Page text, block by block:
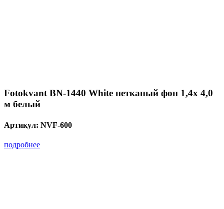
Fotokvant BN-1440 White нетканый фон 1,4х 4,0
м белый
Артикул: NVF-600
подробнее